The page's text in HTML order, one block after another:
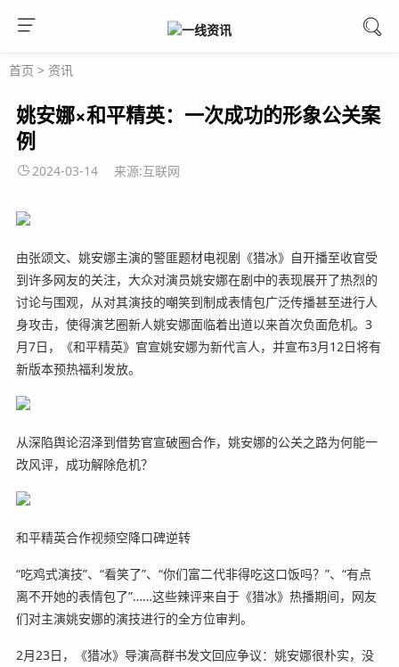
首页 > 资讯
姚安娜×和平精英：一次成功的形象公关案
例
2024-03-14 来源:互联网
由张颂文、姚安娜主演的警匪题材电视剧《猎冰》自开播至收官受
到许多网友的关注，大众对演员姚安娜在剧中的表现展开了热烈的
讨论与围观，从对其演技的嘲笑到制成表情包广泛传播甚至进行人
身攻击，使得演艺圈新人姚安娜面临着出道以来首次负面危机。3
月7日，《和平精英》官宣姚安娜为新代言人，并宣布3月12日将有
新版本预热福利发放。
从深陷舆论沼泽到借势官宣破圈合作，姚安娜的公关之路为何能一
改风评，成功解除危机？
和平精英合作视频空降口碑逆转
“吃鸡式演技”、“看笑了”、“你们富二代非得吃这口饭吗？”、“有点
离不开她的表情包了”……这些辣评来自于《猎冰》热播期间，网友
们对主演姚安娜的演技进行的全方位审判。
2月23日，《猎冰》导演高群书发文回应争议：姚安娜很朴实，没